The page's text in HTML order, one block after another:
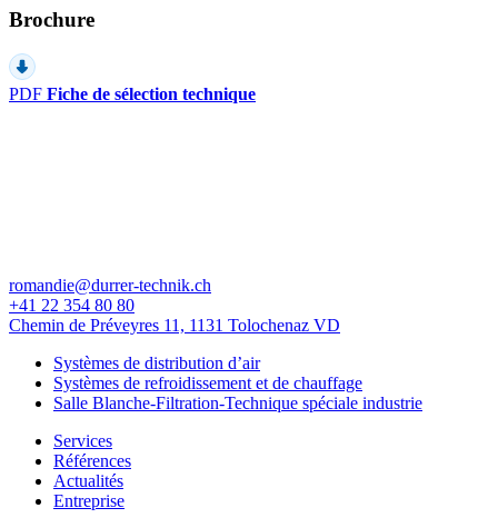
Brochure
PDF Fiche de sélection technique
romandie@durrer-technik.ch
+41 22 354 80 80
Chemin de Préveyres 11, 1131 Tolochenaz VD
Systèmes de distribution d’air
Systèmes de refroidissement et de chauffage
Salle Blanche-Filtration-Technique spéciale industrie
Services
Références
Actualités
Entreprise